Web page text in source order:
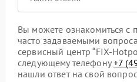
Вы можете ознакомиться
часто задаваемыми
сервисный центр “FIX-
следующему телефону+7
нашли ответ на свой